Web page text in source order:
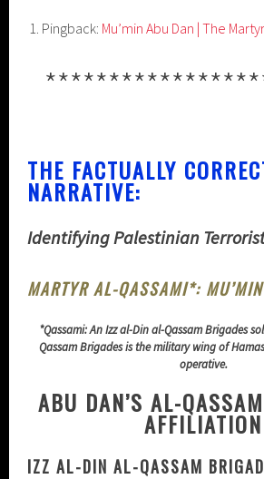
Pingback: Mu’min Abu Dan | The Martyr
THE FACTUALLY
NARRATIVE:
Identifying Palestinian
MARTYR AL-QASSAMI*:
*Qassami: An Izz al-Din al-Qassam Brigades
Qassam Brigades is the military wing of
operative.
ABU DAN’S AL-
AFFILIATION
IZZ AL-DIN AL-QASSAM